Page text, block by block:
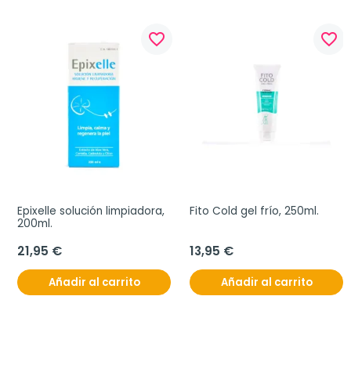
favorite_border
Epixelle solución limpiadora,
200ml.
21,95 €
Añadir al carrito
favorite_border
Fito Cold gel frío, 250ml.
13,95 €
Añadir al carrito